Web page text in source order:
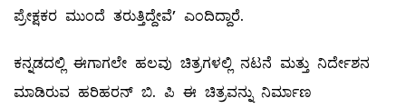
ಪ್ರೇಕ್ಷಕರ ಮುಂದೆ ತರುತ್ತಿದ್ದೇವೆ’ ಎಂದಿದ್ದಾರೆ.
ಕನ್ನಡದಲ್ಲಿ ಈಗಾಗಲೇ ಹಲವು ಚಿತ್ರಗಳಲ್ಲಿ ನಟನೆ ಮತ್ತು ನಿರ್ದೇಶನ
ಮಾಡಿರುವ ಹರಿಹರನ್ ಬಿ. ಪಿ ಈ ಚಿತ್ರವನ್ನು ನಿರ್ಮಾಣ